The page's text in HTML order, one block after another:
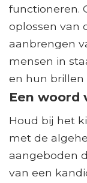
functioneren.
oplossen van
aanbrengen
mensen in
en hun brillen
Een woord
Houd bij het
met de
aangeboden
van een